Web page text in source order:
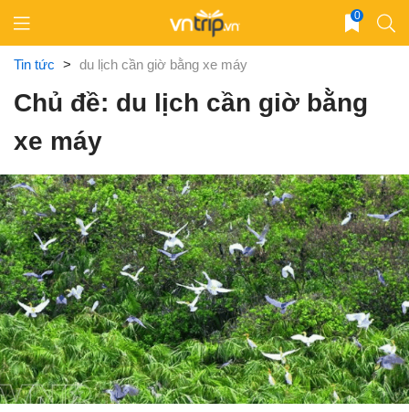
content
0
Tin tức > du lịch cần giờ bằng xe máy
Chủ đề: du lịch cần giờ bằng
xe máy